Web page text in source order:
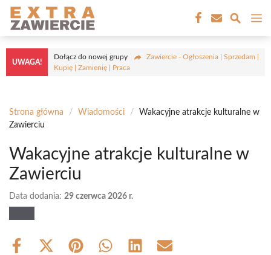
Przejdź
treści
UWAGA!
Dołącz do nowej grupy
Zawiercie - Ogłoszenia | Sprzedam |
Kupię | Zamienię | Praca
Strona główna / Wiadomości /
Wakacyjne atrakcje kulturalne w
Zawierciu
Wakacyjne atrakcje kulturalne w
Zawierciu
Data dodania: 29 czerwca 2026 r.
Share
Share Share Share Share Share